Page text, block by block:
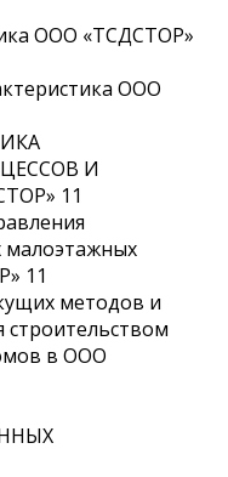
ООО «ТСДСТОР»
ООО
И
11
малоэтажных
11
методов и
строительством
в ООО